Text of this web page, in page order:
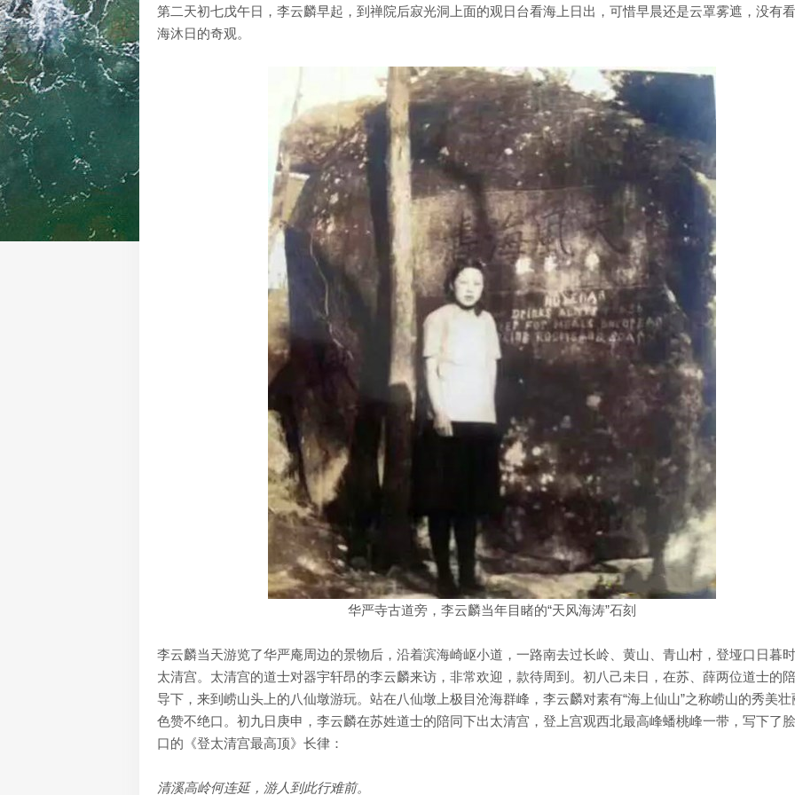
第二天初七戊午日，李云麟早起，到禅院后寂光洞上面的观日台看海上日出，可惜早晨还是云罩雾遮，没有
海沐日的奇观。
华严寺古道旁，李云麟当年目睹的“天风海涛”石刻
李云麟当天游览了华严庵周边的景物后，沿着滨海崎岖小道，一路南去过长岭、黄山、青山村，登垭口日暮
太清宫。太清宫的道士对器宇轩昂的李云麟来访，非常欢迎，款待周到。初八己未日，在苏、薛两位道士的
导下，来到崂山头上的八仙墩游玩。站在八仙墩上极目沧海群峰，李云麟对素有“海上仙山”之称崂山的秀美壮
色赞不绝口。初九日庚申，李云麟在苏姓道士的陪同下出太清宫，登上宫观西北最高峰蟠桃峰一带，写下了
口的《登太清宫最高顶》长律：
清溪高岭何连延，游人到此行难前。